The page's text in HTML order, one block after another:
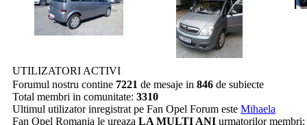
UTILIZATORI ACTIVI
Forumul nostru contine 7221 de mesaje in 846 de subiecte
Total membri in comunitate: 3310
Ultimul utilizator inregistrat pe Fan Opel Forum este Mihaela
Fan Opel Romania le ureaza LA MULTI ANI urmatorilor membri: